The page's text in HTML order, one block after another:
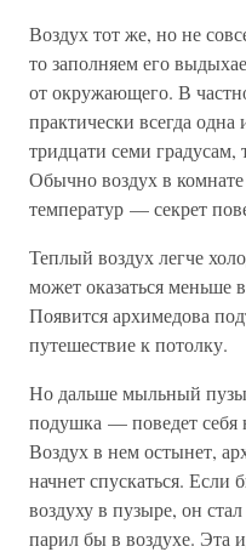
Воздух тот же, но не
то заполняем его
от окружающего. В
практически всегда
тридцати семи градусам,
Обычно воздух в
температур — секрет
Теплый воздух легче
может оказаться меньше
Появится архимедова
путешествие к потолку.
Но дальше мыльный
подушка — поведет себя
Воздух в нем остынет,
начнет спускаться.
воздуху в пузыре, он
парил бы в воздухе. Эта